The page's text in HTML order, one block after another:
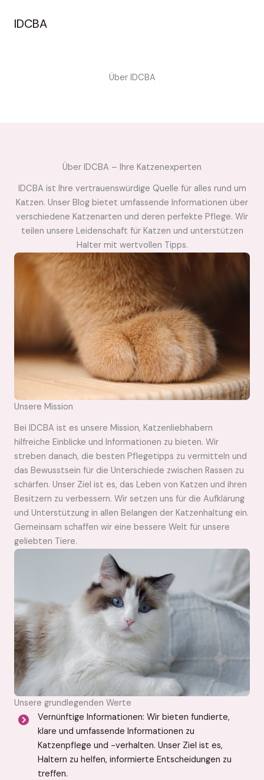
InhaltIDCBA
Über IDCBA
Über IDCBA – Ihre Katzenexperten
IDCBA ist Ihre vertrauenswürdige Quelle für alles rund um
Katzen. Unser Blog bietet umfassende Informationen über
verschiedene Katzenarten und deren perfekte Pflege. Wir
teilen unsere Leidenschaft für Katzen und unterstützen
Halter mit wertvollen Tipps.
Unsere Mission
Bei IDCBA ist es unsere Mission, Katzenliebhabern
hilfreiche Einblicke und Informationen zu bieten. Wir
streben danach, die besten Pflegetipps zu vermitteln und
das Bewusstsein für die Unterschiede zwischen Rassen zu
schärfen. Unser Ziel ist es, das Leben von Katzen und ihren
Besitzern zu verbessern. Wir setzen uns für die Aufklärung
und Unterstützung in allen Belangen der Katzenhaltung ein.
Gemeinsam schaffen wir eine bessere Welt für unsere
geliebten Tiere.
Unsere grundlegenden Werte
Vernünftige Informationen: Wir bieten fundierte,
klare und umfassende Informationen zu
Katzenpflege und -verhalten. Unser Ziel ist es,
Haltern zu helfen, informierte Entscheidungen zu
treffen.